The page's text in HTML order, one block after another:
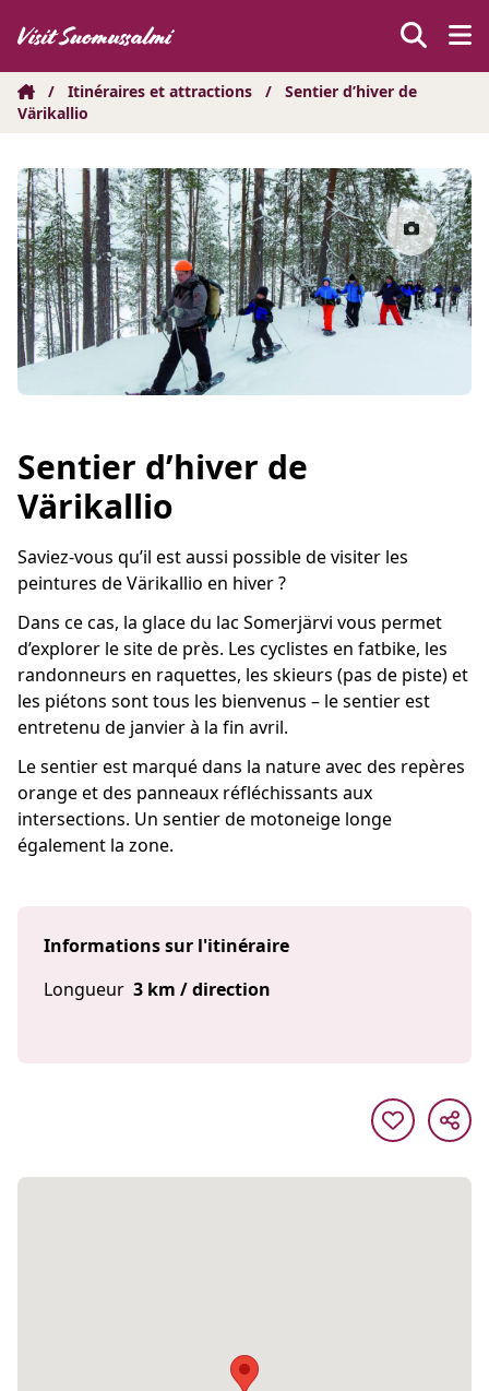
sisältöön
/ Itinéraires et attractions /
Sentier d’hiver de
Värikallio
Sentier d’hiver de
Värikallio
Saviez-vous qu’il est aussi possible de visiter les
peintures de Värikallio en hiver ?
Dans ce cas, la glace du lac Somerjärvi vous permet
d’explorer le site de près. Les cyclistes en fatbike, les
randonneurs en raquettes, les skieurs (pas de piste) et
les piétons sont tous les bienvenus – le sentier est
entretenu de janvier à la fin avril.
Le sentier est marqué dans la nature avec des repères
orange et des panneaux réfléchissants aux
intersections. Un sentier de motoneige longe
également la zone.
Informations sur l'itinéraire
Longueur 3 km / direction